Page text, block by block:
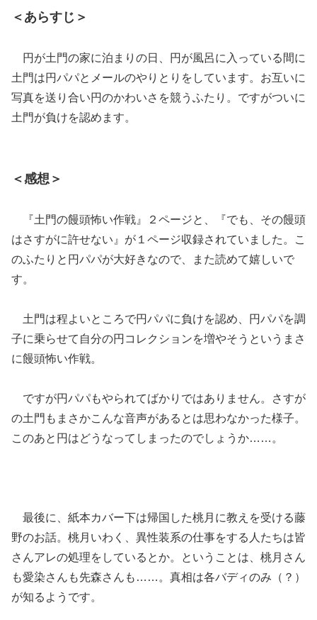
＜あらすじ＞
円が土門の家に泊まりの日、円が風呂に入っている間に
土門は円パパとメールのやりとりをしています。お互いに
写真を送り合い円のかわいさを競うふたり。ですがついに
土門が負けを認めます。
＜感想＞
『土門の饅頭怖い作戦』２ページと、『でも、その饅頭
はさすがに許せない』が１ページ収録されていました。こ
のふたりと円パパが大好きなので、また読めて嬉しいで
す。
土門は程よいところで円パパに負けを認め、円パパを調
子に乗らせて自分の円コレクションを増やそうというまさ
に饅頭怖い作戦。
ですが円パパもやられてばかりではありません。さすが
の土門もまさかこんな音声があるとは思わなかった様子。
このあと円はどうなってしまったのでしょうか……。
最後に、紙本カバー下は帰国した桃月に教えを受ける藤
野のお話。桃月いわく、異性装系の仕事をする人たちは皆
さんアレの処理をしているとか。ということは、桃月さん
も愛染さんも先森さんも……。真相は各バディのみ（？）
が知るようです。